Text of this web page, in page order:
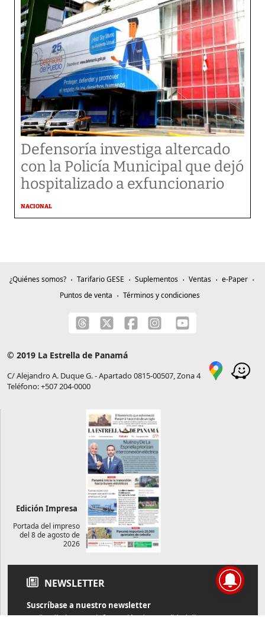
Defensoría investiga altercado
con la Policía Municipal que dejó
hospitalizado a exfuncionario
NACIONAL
¿Quiénes somos? Tarifario GESE Suplementos Ventas
e-Paper
Puntos de venta
Términos y condiciones
© 2019 La Estrella de Panamá
C/ Alejandro A. Duque G. - Apartado 0815-00507, Zona 4
Teléfono: +507 204-0000
Edición Impresa
Portada del impreso
del 8 de agosto de
2026
NEWSLETTER
Suscríbase a nuestro newsletter
Reciba diariamente información de actualidad directamente en